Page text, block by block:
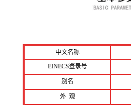
中文名称
EINECS登录号
别名
外 观